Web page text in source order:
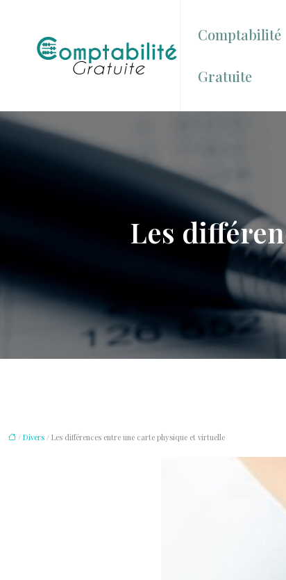
Comptabilité
Gratuite
Les
/ Divers / Les différences entre une carte physique et virtuelle